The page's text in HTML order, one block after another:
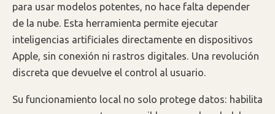
para usar modelos potentes, no hace falta depender
de la nube. Esta herramienta permite ejecutar
inteligencias artificiales directamente en dispositivos
Apple, sin conexión ni rastros digitales. Una revolución
discreta que devuelve el control al usuario.
Su funcionamiento local no solo protege datos: habilita